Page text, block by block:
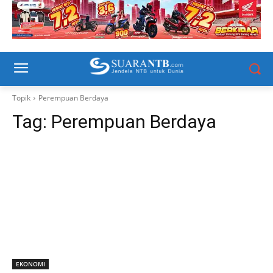
Topik Perempuan Berdaya
Tag: Perempuan Berdaya
EKONOMI